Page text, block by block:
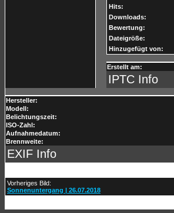
Hits:
Downloads:
Bewertung:
Dateigröße:
Hinzugefügt von:
Erstellt am:
IPTC Info
Hersteller:
Modell:
Belichtungszeit:
ISO-Zahl:
Aufnahmedatum:
Brennweite:
EXIF Info
Vorheriges Bild:
Sonnenuntergang | 26.07.2018